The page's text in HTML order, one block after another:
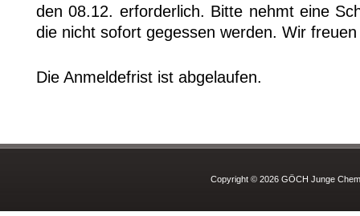
den 08.12. erforderlich. Bitte nehmt eine
die nicht sofort gegessen werden. Wir
Die Anmeldefrist ist abgelaufen.
Copyright © 2026 GÖCH Junge